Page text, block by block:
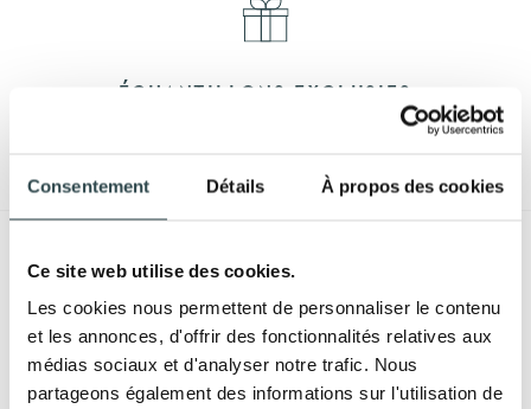
Consentement Détails À propos des cookies
Ce site web utilise des cookies.
Les cookies nous permettent de personnaliser le contenu
et les annonces, d'offrir des fonctionnalités relatives aux
médias sociaux et d'analyser notre trafic. Nous
partageons également des informations sur l'utilisation de
ÉCHANTILLONS EXCLUSIFS